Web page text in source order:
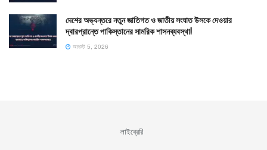
দেশের অভ্যন্তরে নতুন জাতিগত ও জাতীয় সংঘাত উসকে দেওয়ার
দ্বারপ্রান্তে পাকিস্তানের সামরিক শাসনব্যবস্থা!
আগস্ট 5, 2026
লাইব্রেরি